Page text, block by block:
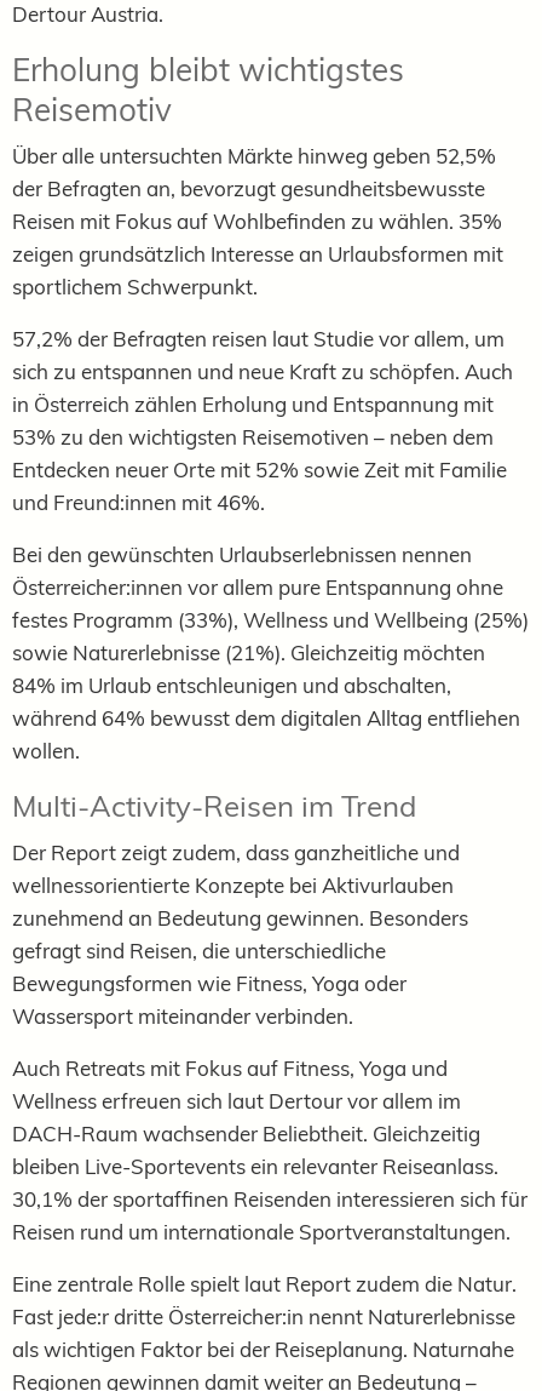
Dertour Austria.
Erholung bleibt wichtigstes
Reisemotiv
Über alle untersuchten Märkte hinweg geben 52,5%
der Befragten an, bevorzugt gesundheitsbewusste
Reisen mit Fokus auf Wohlbefinden zu wählen. 35%
zeigen grundsätzlich Interesse an Urlaubsformen mit
sportlichem Schwerpunkt.
57,2% der Befragten reisen laut Studie vor allem, um
sich zu entspannen und neue Kraft zu schöpfen. Auch
in Österreich zählen Erholung und Entspannung mit
53% zu den wichtigsten Reisemotiven – neben dem
Entdecken neuer Orte mit 52% sowie Zeit mit Familie
und Freund:innen mit 46%.
Bei den gewünschten Urlaubserlebnissen nennen
Österreicher:innen vor allem pure Entspannung ohne
festes Programm (33%), Wellness und Wellbeing (25%)
sowie Naturerlebnisse (21%). Gleichzeitig möchten
84% im Urlaub entschleunigen und abschalten,
während 64% bewusst dem digitalen Alltag entfliehen
wollen.
Multi-Activity-Reisen im Trend
Der Report zeigt zudem, dass ganzheitliche und
wellnessorientierte Konzepte bei Aktivurlauben
zunehmend an Bedeutung gewinnen. Besonders
gefragt sind Reisen, die unterschiedliche
Bewegungsformen wie Fitness, Yoga oder
Wassersport miteinander verbinden.
Auch Retreats mit Fokus auf Fitness, Yoga und
Wellness erfreuen sich laut Dertour vor allem im
DACH-Raum wachsender Beliebtheit. Gleichzeitig
bleiben Live-Sportevents ein relevanter Reiseanlass.
30,1% der sportaffinen Reisenden interessieren sich für
Reisen rund um internationale Sportveranstaltungen.
Eine zentrale Rolle spielt laut Report zudem die Natur.
Fast jede:r dritte Österreicher:in nennt Naturerlebnisse
als wichtigen Faktor bei der Reiseplanung. Naturnahe
Regionen gewinnen damit weiter an Bedeutung –